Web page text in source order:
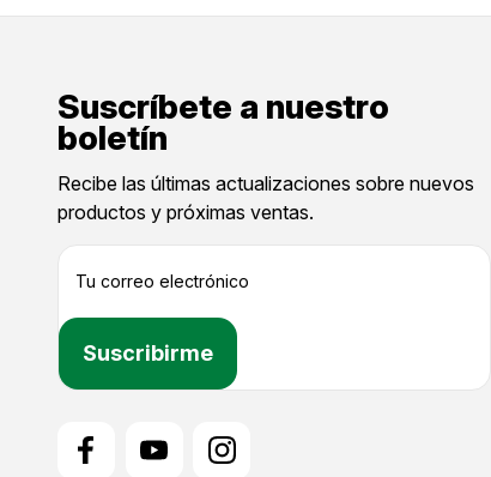
Suscríbete a nuestro
boletín
Recibe las últimas actualizaciones sobre nuevos
productos y próximas ventas.
e
c